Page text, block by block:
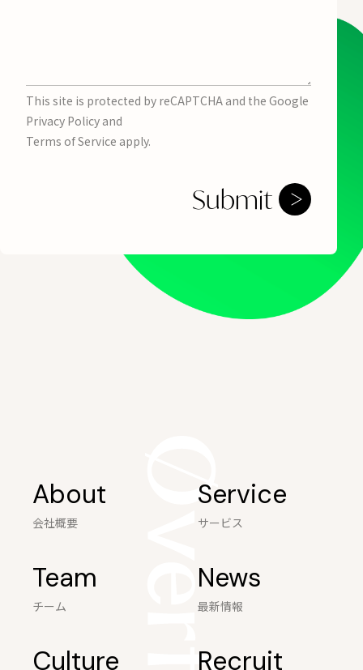
This site is protected by reCAPTCHA and the Google
Privacy Policy and
Terms of Service apply.
Submit
About
会社概要
Service
サービス
Team
チーム
News
最新情報
Culture Recruit